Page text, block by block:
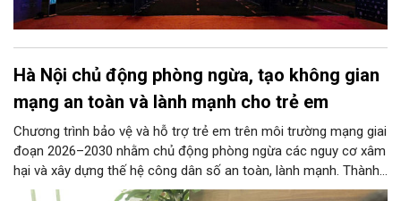
Hà Nội chủ động phòng ngừa, tạo không gian
mạng an toàn và lành mạnh cho trẻ em
Chương trình bảo vệ và hỗ trợ trẻ em trên môi trường mạng giai
đoạn 2026–2030 nhằm chủ động phòng ngừa các nguy cơ xâm
hại và xây dựng thế hệ công dân số an toàn, lành mạnh. Thành
phố đề ra các chỉ tiêu lớn như phổ cập giải pháp an ninh mạng